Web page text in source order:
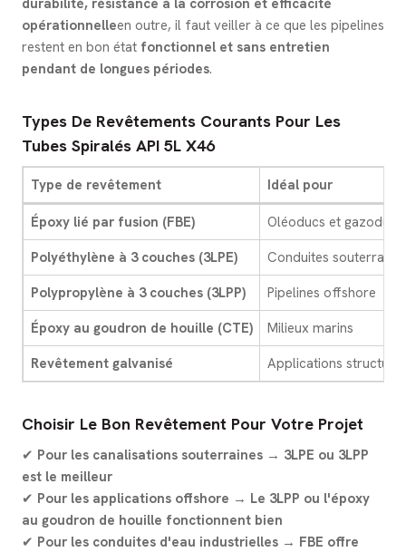
durabilité, résistance à la corrosion et efficacité
opérationnelleen outre, il faut veiller à ce que les pipelines
restent en bon état fonctionnel et sans entretien
pendant de longues périodes.
Types De Revêtements Courants Pour Les
Tubes Spiralés API 5L X46
Type de revêtement Idéal pour
Époxy lié par fusion (FBE)
Oléoducs et gazoducs
Polyéthylène à 3 couches (3LPE)
Conduites
Polypropylène à 3 couches (3LPP)
Pipelines offshore
Époxy au goudron de houille (CTE)
Milieux marins
Revêtement galvanisé
Applications
Choisir Le Bon Revêtement Pour Votre Projet
✔ Pour les canalisations souterraines → 3LPE ou 3LPP
est le meilleur
✔ Pour les applications offshore → Le 3LPP ou l'époxy
au goudron de houille fonctionnent bien
✔ Pour les conduites d'eau industrielles → FBE offre